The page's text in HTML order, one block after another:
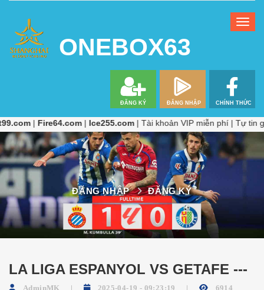
ONEBOX63
|Ice255.com | Tài khoản VIP miễn phí | Tự tin giải trí, phục
ĐĂNG NHẬP ĐĂNG KÝ
LA LIGA ESPANYOL VS GETAFE ---
AdminMK 2025-04-19 - 09:23:19 6914